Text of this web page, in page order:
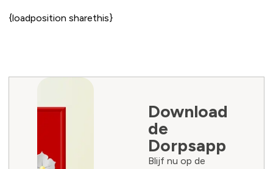
{loadposition sharethis}
Download
de
Dorpsapp
Blijf nu op de